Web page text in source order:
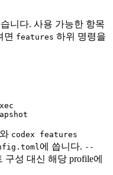
니다. 사용 가능한 항목
면 features 하위 명령을
와 codex features
에 씁니다. --
구성 대신 해당 profile에